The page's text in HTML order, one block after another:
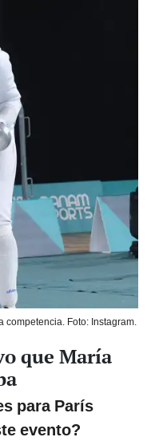
competencia. Foto: Instagram.
que María
para París
evento?